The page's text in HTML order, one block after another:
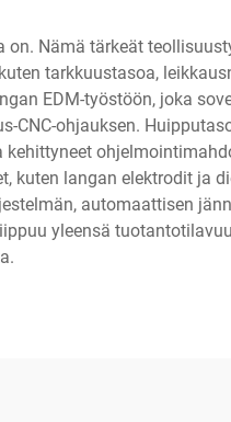
Nämä tärkeät
tarkkuustasoa,
EDM-työstöön, joka
ohjauksen.
kuten langan elektrodit ja
automaattisen
yleensä